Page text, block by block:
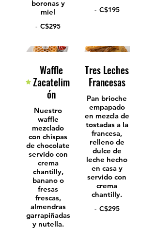
boronas y
miel
- C$295
- C$195
Waffle
Zacatelim
ón
Nuestro
waffle
mezclado
con chispas
de chocolate
servido con
crema
chantilly,
banano o
fresas
frescas,
almendras
garrapiñadas
y nutella.
Tres Leches
Francesas
Pan brioche
empapado
en mezcla de
tostadas a la
francesa,
relleno de
dulce de
leche hecho
en casa y
servido con
crema
chantilly.
- C$295